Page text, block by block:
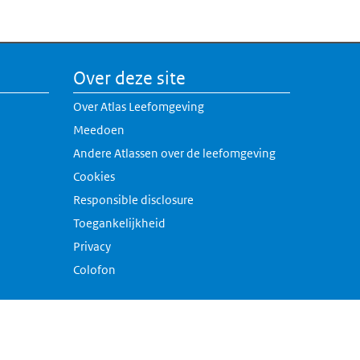
Over deze site
Over Atlas Leefomgeving
Meedoen
Andere Atlassen over de leefomgeving
Cookies
Responsible disclosure
Toegankelijkheid
Privacy
Colofon